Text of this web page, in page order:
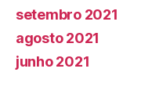
setembro 2021
agosto 2021
junho 2021